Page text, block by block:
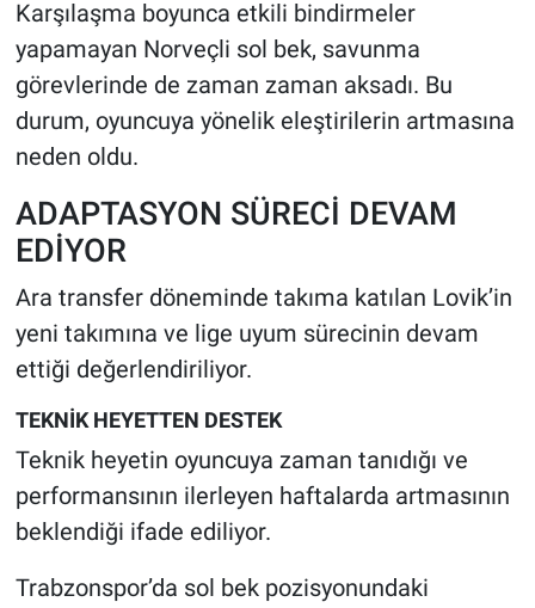
Karşılaşma boyunca etkili bindirmeler
yapamayan Norveçli sol bek, savunma
görevlerinde de zaman zaman aksadı. Bu
durum, oyuncuya yönelik eleştirilerin artmasına
neden oldu.
ADAPTASYON SÜRECİ DEVAM
EDİYOR
Ara transfer döneminde takıma katılan Lovik’in
yeni takımına ve lige uyum sürecinin devam
ettiği değerlendiriliyor.
TEKNİK HEYETTEN DESTEK
Teknik heyetin oyuncuya zaman tanıdığı ve
performansının ilerleyen haftalarda artmasının
beklendiği ifade ediliyor.
Trabzonspor’da sol bek pozisyonundaki